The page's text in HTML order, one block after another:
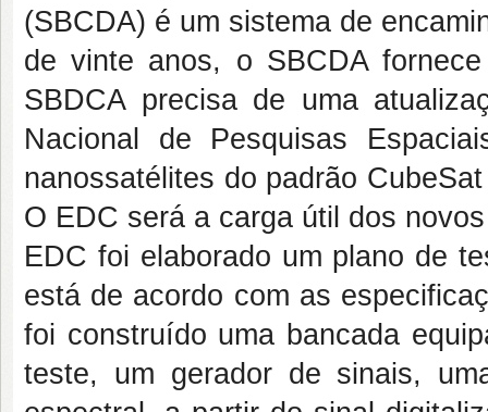
(SBCDA) é um sistema de
de vinte anos, o SBCDA
SBDCA precisa de uma
Nacional de Pesquisas
nanossatélites do padrão
O EDC será a carga útil dos
EDC foi elaborado um plano de
está de acordo com as
foi construído uma bancada
teste, um gerador de sinais,